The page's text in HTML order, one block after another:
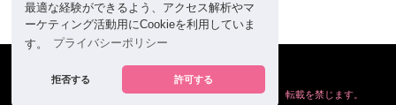
最適な経験ができるよう、アクセス解析やマ
ーケティング活動用にCookieを利用していま
す。
プライバシーポリシー
拒否する 許可する
お問合せ
powered by
掲載の情報や画像など、すべてのコンテンツの無断複写、転載を禁じます。